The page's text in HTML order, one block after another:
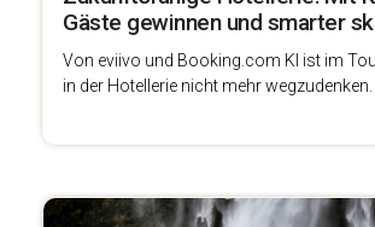
Gäste gewinnen und smarter
Von eviivo und Booking.com KI ist im
in der Hotellerie nicht mehr wegzudenken.